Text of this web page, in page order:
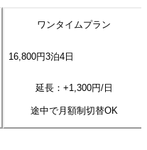
ワンタイムプラン
16,800円3泊4日
延長：+1,300円/日
途中で月額制切替OK